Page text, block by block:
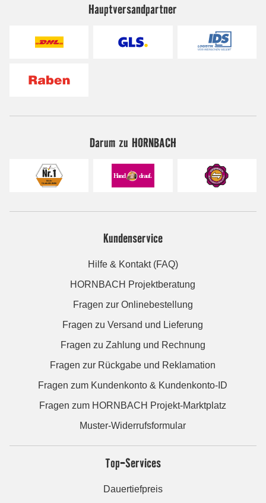
Hauptversandpartner
Darum zu HORNBACH
Kundenservice
Hilfe & Kontakt (FAQ)
HORNBACH Projektberatung
Fragen zur Onlinebestellung
Fragen zu Versand und Lieferung
Fragen zu Zahlung und Rechnung
Fragen zur Rückgabe und Reklamation
Fragen zum Kundenkonto & Kundenkonto-ID
Fragen zum HORNBACH Projekt-Marktplatz
Muster-Widerrufsformular
Top-Services
Dauertiefpreis